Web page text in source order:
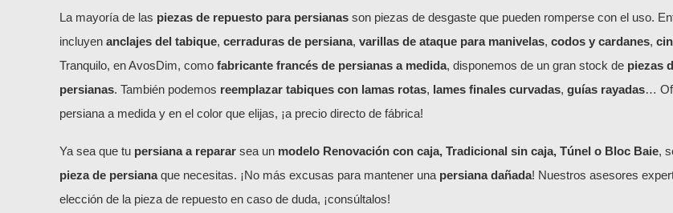
La mayoría de las piezas de repuesto para persianas son piezas de desgaste que pueden romperse con el uso.
incluyen anclajes del tabique, cerraduras de persiana, varillas de ataque para manivelas, codos y cardanes,
Tranquilo, en AvosDim, como fabricante francés de persianas a medida, disponemos de un gran stock de piezas
persianas. También podemos reemplazar tabiques con lamas rotas, lames finales curvadas, guías rayadas…
persiana a medida y en el color que elijas, ¡a precio directo de fábrica!
Ya sea que tu persiana a reparar sea un modelo Renovación con caja, Tradicional sin caja, Túnel o Bloc Baie,
pieza de persianaque necesitas. ¡No más excusas para mantener una persiana dañada! Nuestros asesores
elección de la pieza de repuesto en caso de duda, ¡consúltalos!